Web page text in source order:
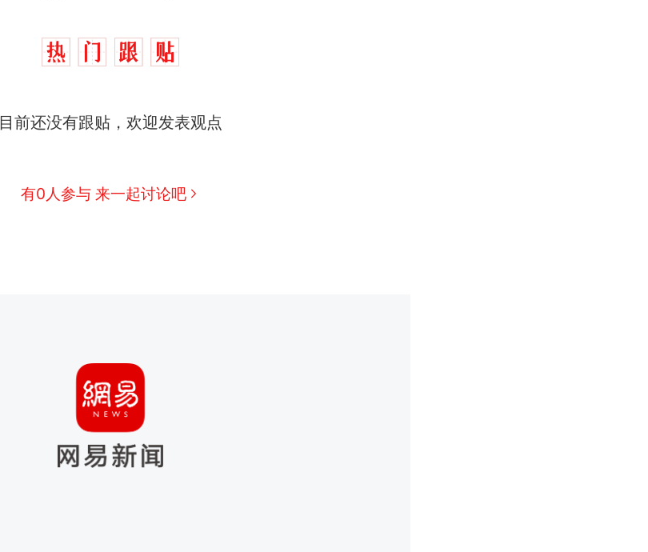
目前还没有跟贴，欢迎发表观点
有0人参与 来一起讨论吧